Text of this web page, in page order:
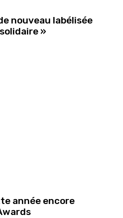
nouveau labélisée
»
année encore